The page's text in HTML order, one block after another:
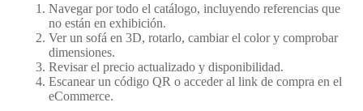
Navegar por todo el catálogo, incluyendo referencias que
no están en exhibición.
Ver un sofá en 3D, rotarlo, cambiar el color y comprobar
dimensiones.
Revisar el precio actualizado y disponibilidad.
Escanear un código QR o acceder al link de compra en el
eCommerce.